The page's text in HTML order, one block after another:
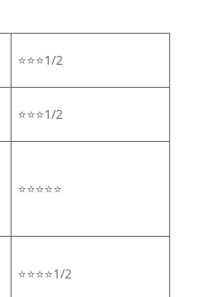
⭐⭐⭐1/2
⭐⭐⭐1/2
⭐⭐⭐⭐⭐
⭐⭐⭐⭐1/2